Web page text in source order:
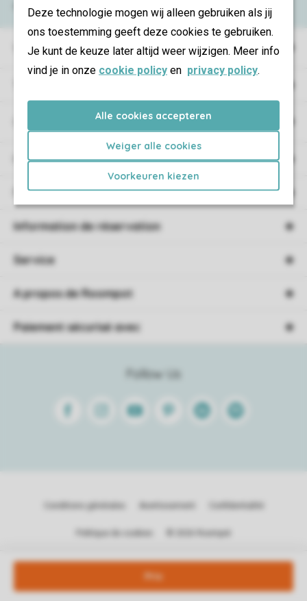
Deze technologie mogen wij alleen gebruiken als jij
ons toestemming geeft deze cookies te gebruiken.
Je kunt de keuze later altijd weer wijzigen. Meer info
vind je in onze cookie policy en privacy policy.
Alle cookies accepteren
Weiger alle cookies
Voorkeuren kiezen
Prix
Villages de vacances
Hébergement
Promotions
Follow Us
FacebookInstagramYoutube PinterestLinkedinSpotify
Information de réservation
Service
A propos de Roompot
Paiement sécurisé avec